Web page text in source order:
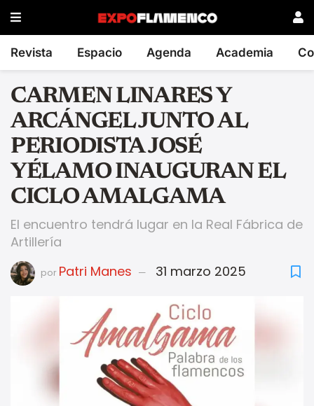
Revista Espacio Agenda Academia
CARMEN LINARES Y
ARCÁNGEL JUNTO AL
PERIODISTA JOSÉ
YÉLAMO INAUGURAN EL
CICLO AMALGAMA
El encuentro tendrá lugar en la Real Fábrica de
Artillería
por Patri Manes 31 marzo 2025